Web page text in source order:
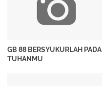
GB 88 BERSYUKURLAH PADA
TUHANMU